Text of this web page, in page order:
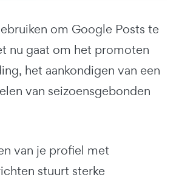
om Google Posts te
nu gaat om het promoten
het aankondigen van een
van seizoensgebonden
van je profiel met
stuurt sterke